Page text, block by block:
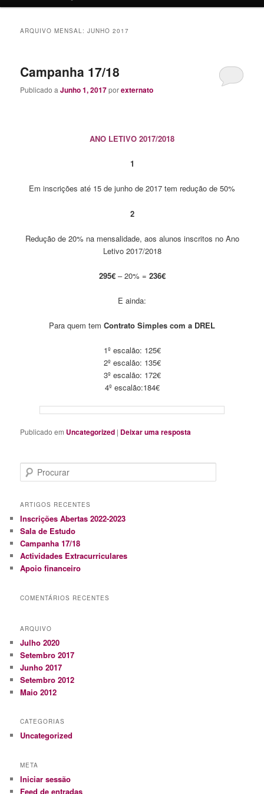
conteúdo
conteúdo
ARQUIVO MENSAL:JUNHO 2017
Campanha 17/18
Publicado aJunho 1, 2017porexternato
ANO LETIVO 2017/2018
1
Em inscrições até 15 de junho de 2017 tem redução de 50%
2
Redução de 20% na mensalidade, aos alunos inscritos no Ano
Letivo 2017/2018
295€– 20% = 236€
E ainda:
Para quem tem Contrato Simples com a DREL
1º escalão: 125€
2º escalão: 135€
3º escalão: 172€
4º escalão:184€
Publicado em Uncategorized | Deixar uma resposta
r
c
r
a
r
ARTIGOS RECENTES
Inscrições Abertas 2022-2023
Sala de Estudo
Campanha 17/18
Actividades Extracurriculares
Apoio financeiro
COMENTÁRIOS RECENTES
ARQUIVO
Julho 2020
Setembro 2017
Junho 2017
Setembro 2012
Maio 2012
CATEGORIAS
Uncategorized
META
Iniciar sessão
Feed de entradas